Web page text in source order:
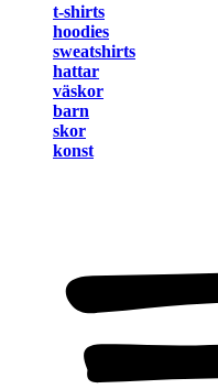
t-shirts
hoodies
sweatshirts
hattar
väskor
barn
skor
konst